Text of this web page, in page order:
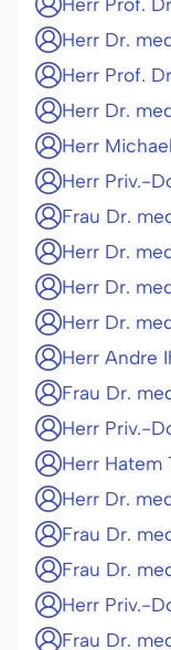
Herr Prof.
Herr Dr.
Herr Prof.
Herr Dr.
Herr
Herr Priv.-
Frau Dr.
Herr Dr.
Herr Dr.
Herr Dr.
Herr Andre
Frau Dr.
Herr Priv.-
Herr Hatem
Herr Dr.
Frau Dr.
Frau Dr.
Herr Priv.-
Frau Dr.